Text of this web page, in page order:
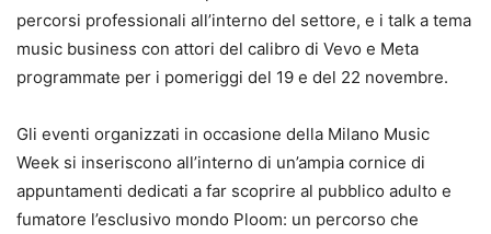
percorsi professionali all’interno del settore, e i talk a tema
music business con attori del calibro di Vevo e Meta
programmate per i pomeriggi del 19 e del 22 novembre.
Gli eventi organizzati in occasione della Milano Music
Week si inseriscono all’interno di un’ampia cornice di
appuntamenti dedicati a far scoprire al pubblico adulto e
fumatore l’esclusivo mondo Ploom: un percorso che